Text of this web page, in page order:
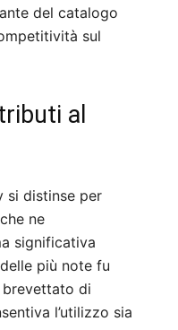
del catalogo
sul
al
si distinse per
ne
significativa
più note fu
brevettato di
l’utilizzo sia